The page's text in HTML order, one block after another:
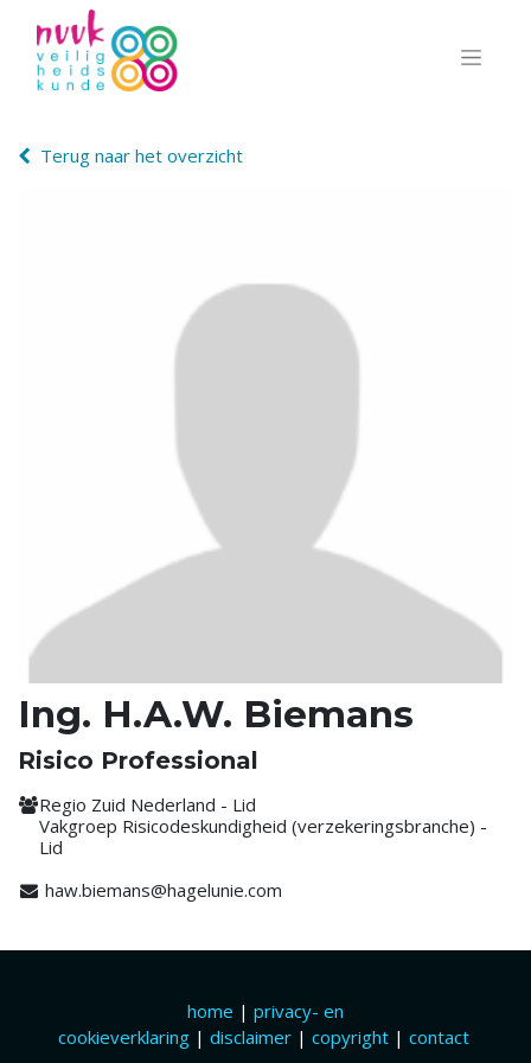
Terug naar het overzicht
Ing. H.A.W. Biemans
Risico Professional
Regio Zuid Nederland - Lid
Vakgroep Risicodeskundigheid (verzekeringsbranche) -
Lid
haw.biemans@hagelunie.com
home | privacy- en
cookieverklaring| disclaimer | copyright| contact